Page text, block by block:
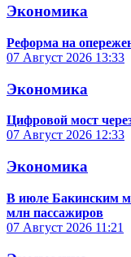
Экономика
Реформа на
07 Август 2026 13:33
Экономика
Цифровой мост
07 Август 2026 12:33
Экономика
В июле Бакинским
млн пассажиров
07 Август 2026 11:21